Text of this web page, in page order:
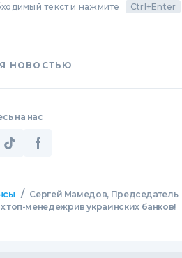
текст и нажмите Ctrl+Enter
НОВОСТЬЮ
на нас
/ Сергей Мамедов, Председатель
топ-менедежрив украинских банков!